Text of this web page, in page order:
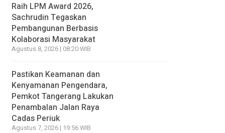
Raih LPM Award 2026,
Sachrudin Tegaskan
Pembangunan Berbasis
Kolaborasi Masyarakat
Agustus 8, 2026 | 08:20 WIB
Pastikan Keamanan dan
Kenyamanan Pengendara,
Pemkot Tangerang Lakukan
Penambalan Jalan Raya
Cadas Periuk
Agustus 7, 2026 | 19:56 WIB